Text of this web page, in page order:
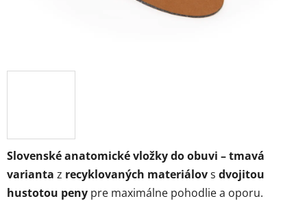
Slovenské anatomické vložky do obuvi – tmavá
varianta z recyklovaných materiálovs dvojitou
hustotou peny pre maximálne pohodlie a oporu.